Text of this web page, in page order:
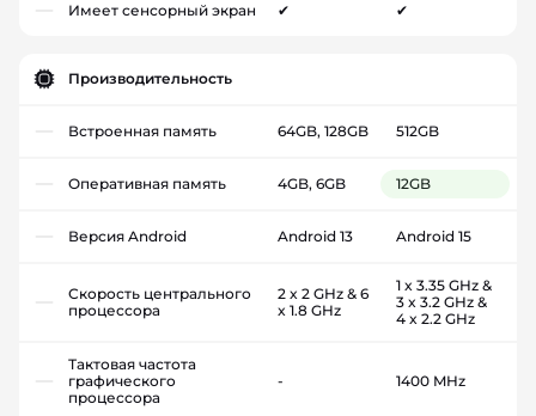
Имеет сенсорный экран ✔ ✔
Производительность
Встроенная память 64GB, 128GB 512GB
Оперативная память 4GB, 6GB 12GB
Версия Android Android 13 Android 15
Скорость центрального
процессора
2 x 2 GHz & 6
x 1.8 GHz
1 x 3.35 GHz &
3 x 3.2 GHz &
4 x 2.2 GHz
Тактовая частота
графического
процессора
- 1400 MHz